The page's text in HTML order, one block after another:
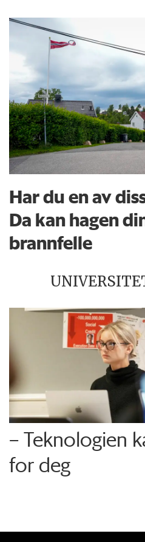
Har du en av
Da kan hagen
brannfelle
– Teknologien
for deg